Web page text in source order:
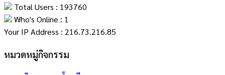
Total Users : 193760
Who's Online : 1
Your IP Address : 216.73.216.85
หมวดหมู่กิจกรรม